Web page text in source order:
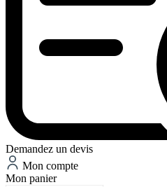
Demandez un devis
Mon compte
Mon panier